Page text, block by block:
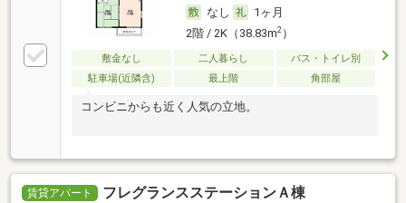
なし
1ヶ月
2階 / 2K（38.83m2）
敷金なし 二人暮らし
バス・トイレ別
駐車場(近隣含)
最上階 角部屋
コンビニからも近く人気の立地。
賃貸アパート フレグランスステーションＡ棟